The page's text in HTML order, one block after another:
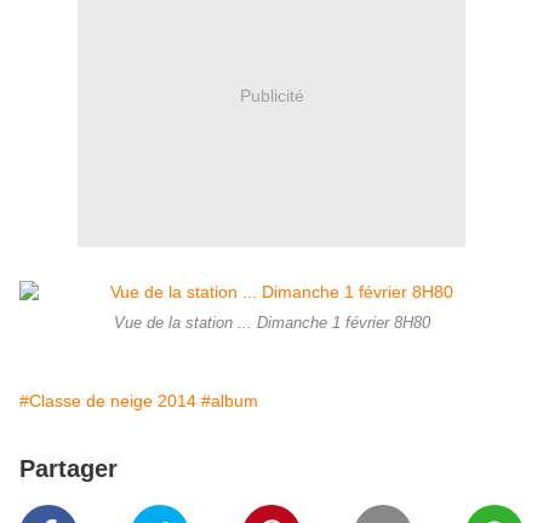
Publicité
Vue de la station ... Dimanche 1 février 8H80
#Classe de neige 2014 #album
Partager